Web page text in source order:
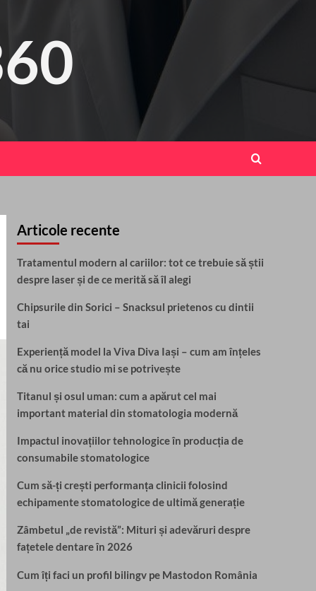
Articole recente
Tratamentul modern al cariilor: tot ce trebuie să știi
despre laser și de ce merită să îl alegi
Chipsurile din Sorici – Snacksul prietenos cu dintii
tai
Experiență model la Viva Diva Iași – cum am înțeles
că nu orice studio mi se potrivește
Titanul și osul uman: cum a apărut cel mai
important material din stomatologia modernă
Impactul inovațiilor tehnologice în producția de
consumabile stomatologice
Cum să-ți crești performanța clinicii folosind
echipamente stomatologice de ultimă generație
Zâmbetul „de revistă”: Mituri și adevăruri despre
fațetele dentare în 2026
Cum îți faci un profil bilingv pe Mastodon România